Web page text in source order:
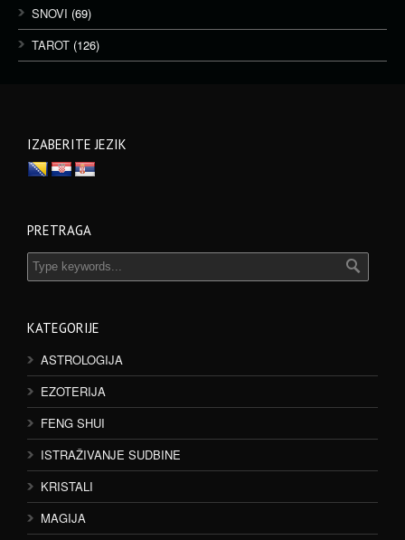
SNOVI (69)
TAROT (126)
IZABERITE JEZIK
PRETRAGA
KATEGORIJE
ASTROLOGIJA
EZOTERIJA
FENG SHUI
ISTRAŽIVANJE SUDBINE
KRISTALI
MAGIJA